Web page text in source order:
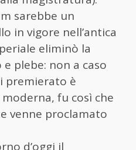
sarebbe un
in vigore nell’antica
eliminò la
plebe: non a caso
premierato è
fu così che
venne proclamato
d’oggi il